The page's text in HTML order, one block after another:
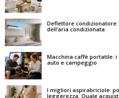
Deflettore
dell’aria condizionata
Macchina caffè portatile:
auto e campeggio
I migliori aspirabriciole:
leggerezza. Quale